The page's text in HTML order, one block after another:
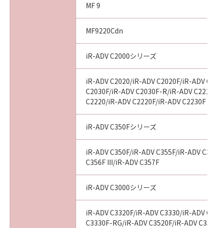
MF 9
MF9220Cdn
iR-ADV C2000シリーズ
iR-ADV C2020/iR-ADV C2020F/iR-ADV
C2030F/iR-ADV C2030F-R/iR-ADV
C2220/iR-ADV C2220F/iR-ADV C2230F
iR-ADV C350Fシリーズ
iR-ADV C350F/iR-ADV C355F/iR-ADV
C356F III/iR-ADV C357F
iR-ADV C3000シリーズ
iR-ADV C3320F/iR-ADV C3330/iR-ADV
C3330F-RG/iR-ADV C3520F/iR-ADV